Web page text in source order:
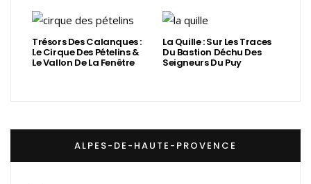
Trésors Des Calanques :
Le Cirque Des Pételins &
Le Vallon De La Fenêtre
La Quille : Sur Les Traces
Du Bastion Déchu Des
Seigneurs Du Puy
ALPES-DE-HAUTE-PROVENCE